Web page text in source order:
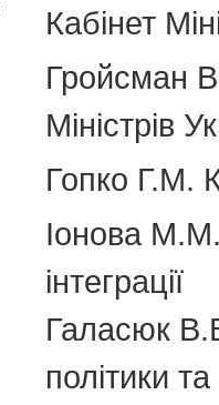
Кабінет
Гройсман
Міністрів
Гопко Г.М.
Іонова М.М.
інтеграції
Галасюк
політики